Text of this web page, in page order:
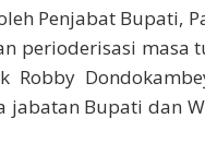
Penjabat Bupati,
perioderisasi
Robby
jabatan Bupati dan